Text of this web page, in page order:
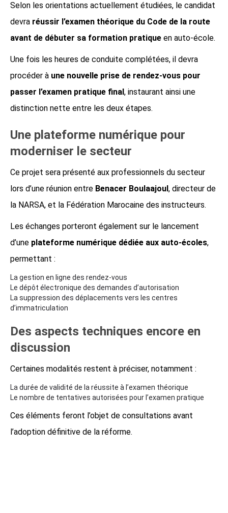
Selon les orientations actuellement étudiées, le candidat
devra réussir l’examen théorique du Code de la route
avant de débuter sa formation pratique en auto-école.
Une fois les heures de conduite complétées, il devra
procéder à une nouvelle prise de rendez-vous pour
passer l’examen pratique final, instaurant ainsi une
distinction nette entre les deux étapes.
Une plateforme numérique pour
moderniser le secteur
Ce projet sera présenté aux professionnels du secteur
lors d’une réunion entre Benacer Boulaajoul, directeur de
la NARSA, et la Fédération Marocaine des instructeurs.
Les échanges porteront également sur le lancement
d’une plateforme numérique dédiée aux auto-écoles,
permettant :
La gestion en ligne des rendez-vous
Le dépôt électronique des demandes d’autorisation
La suppression des déplacements vers les centres
d’immatriculation
Des aspects techniques encore en
discussion
Certaines modalités restent à préciser, notamment :
La durée de validité de la réussite à l’examen théorique
Le nombre de tentatives autorisées pour l’examen pratique
Ces éléments feront l’objet de consultations avant
l’adoption définitive de la réforme.